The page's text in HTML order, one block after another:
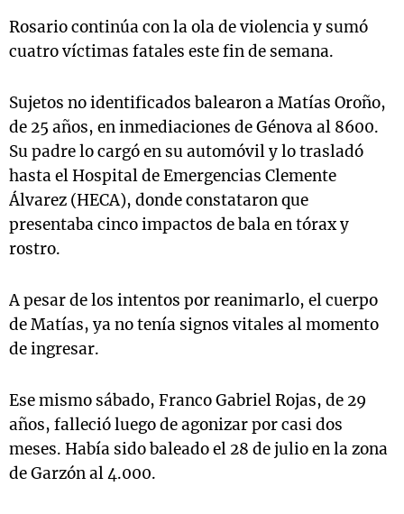
Rosario continúa con la ola de violencia y sumó
cuatro víctimas fatales este fin de semana.
Sujetos no identificados balearon a Matías Oroño,
de 25 años, en inmediaciones de Génova al 8600.
Su padre lo cargó en su automóvil y lo trasladó
hasta el Hospital de Emergencias Clemente
Álvarez (HECA), donde constataron que
presentaba cinco impactos de bala en tórax y
rostro.
A pesar de los intentos por reanimarlo, el cuerpo
de Matías, ya no tenía signos vitales al momento
de ingresar.
Ese mismo sábado, Franco Gabriel Rojas, de 29
años, falleció luego de agonizar por casi dos
meses. Había sido baleado el 28 de julio en la zona
de Garzón al 4.000.
Notas
Mundial 2026
La Sole en
Cadena 3